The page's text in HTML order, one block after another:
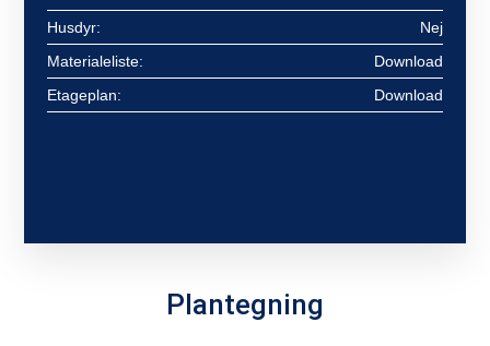
Plantegning
Husdyr:
Nej
Materialeliste:
Download
Etageplan:
Download